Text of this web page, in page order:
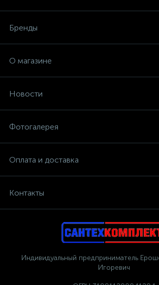
Бренды
О магазине
Новости
Фотогалерея
Оплата и доставка
Контакты
Индивидуальный предприниматель
Игоревич